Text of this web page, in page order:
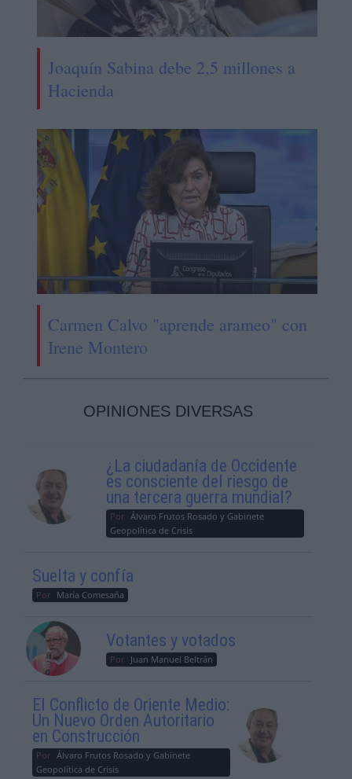
Joaquín Sabina debe 2,5 millones a
Hacienda
Carmen Calvo "aprende arameo" con
Irene Montero
OPINIONES DIVERSAS
¿La ciudadanía de Occidente
es consciente del riesgo de
una tercera guerra mundial?
Por Álvaro Frutos Rosado y Gabinete
Geopolítica de Crisis
Suelta y confía
Por María Comesaña
Votantes y votados
Por Juan Manuel Beltrán
El Conflicto de Oriente Medio:
Un Nuevo Orden Autoritario
en Construcción
Por Álvaro Frutos Rosado y Gabinete
Geopolítica de Crisis